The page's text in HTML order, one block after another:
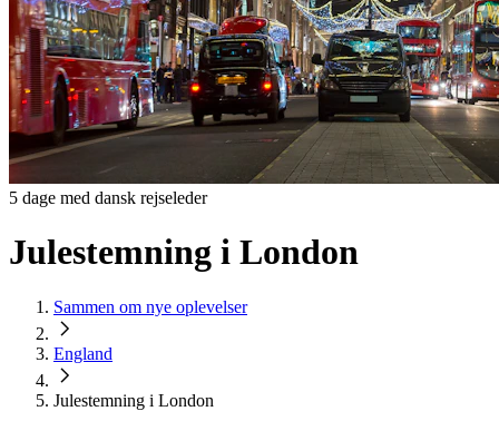
5 dage med dansk rejseleder
Julestemning i London
Sammen om nye oplevelser
England
Julestemning i London